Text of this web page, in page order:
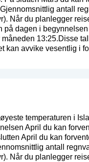
antall
). Når du planlegger
dagen i
13:25.Disse
kan avvike vesentlig i
temperaturen i
April du kan
April du kan
antall
). Når du planlegger